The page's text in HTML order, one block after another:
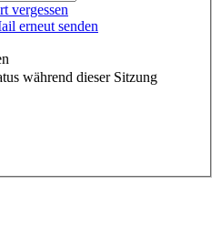
vergessen
erneut senden
während dieser Sitzung